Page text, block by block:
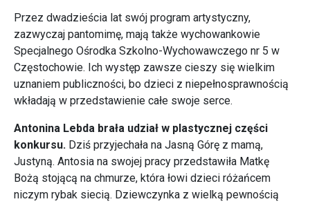
Przez dwadzieścia lat swój program artystyczny,
zazwyczaj pantomimę, mają także wychowankowie
Specjalnego Ośrodka Szkolno-Wychowawczego nr 5 w
Częstochowie. Ich występ zawsze cieszy się wielkim
uznaniem publiczności, bo dzieci z niepełnosprawnością
wkładają w przedstawienie całe swoje serce.
Antonina Lebda brała udział w plastycznej części
konkursu. Dziś przyjechała na Jasną Górę z mamą,
Justyną. Antosia na swojej pracy przedstawiła Matkę
Bożą stojącą na chmurze, która łowi dzieci różańcem
niczym rybak siecią. Dziewczynka z wielką pewnością